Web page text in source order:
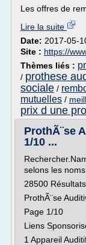
Les offres de
Lire la suite
Date: 2017-05-
Site : https://
Thèmes liés :
/ prothese
sociale /
mutuelles /
prix d une
ProthÃ¨se
1/10 ...
selons les
28500
ProthÃ¨se
Page 1/10
Liens
1 Appareil